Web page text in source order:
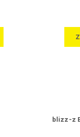
blizz-z